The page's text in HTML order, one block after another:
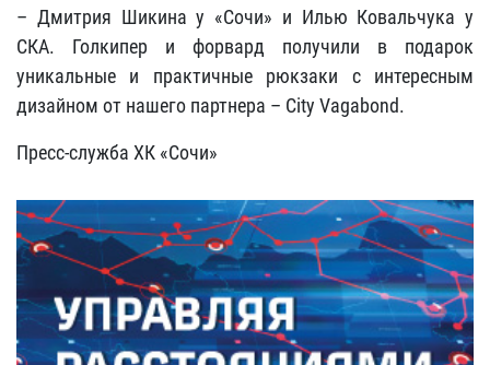
– Дмитрия Шикина у «Сочи» и Илью Ковальчука у
СКА. Голкипер и форвард получили в подарок
уникальные и практичные рюкзаки с интересным
дизайном от нашего партнера – City Vagabond.
Пресс-служба ХК «Сочи»